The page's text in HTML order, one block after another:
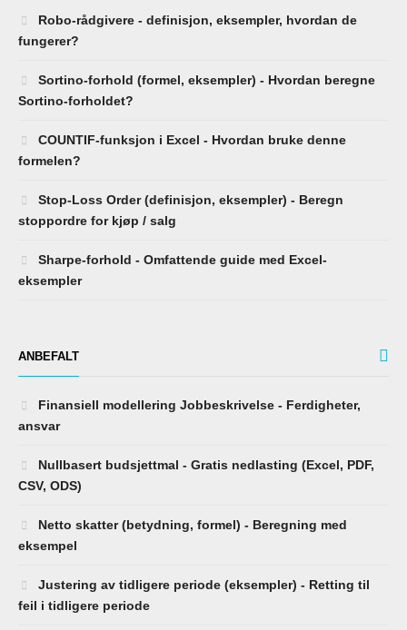
Robo-rådgivere - definisjon, eksempler, hvordan de
fungerer?
Sortino-forhold (formel, eksempler) - Hvordan beregne
Sortino-forholdet?
COUNTIF-funksjon i Excel - Hvordan bruke denne
formelen?
Stop-Loss Order (definisjon, eksempler) - Beregn
stoppordre for kjøp / salg
Sharpe-forhold - Omfattende guide med Excel-
eksempler
ANBEFALT
Finansiell modellering Jobbeskrivelse - Ferdigheter,
ansvar
Nullbasert budsjettmal - Gratis nedlasting (Excel, PDF,
CSV, ODS)
Netto skatter (betydning, formel) - Beregning med
eksempel
Justering av tidligere periode (eksempler) - Retting til
feil i tidligere periode